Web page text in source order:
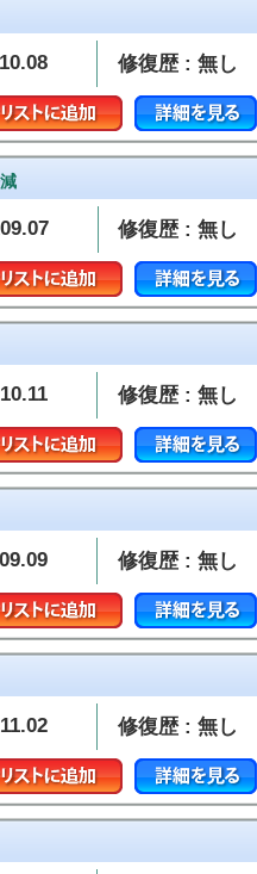
修復歴 : 無し
修復歴 : 無し
修復歴 : 無し
修復歴 : 無し
修復歴 : 無し